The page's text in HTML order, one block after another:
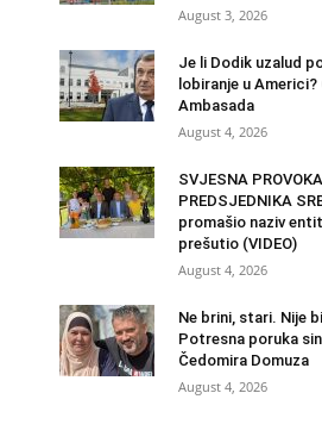
August 3, 2026
Je li Dodik uzalud
lobiranje u Americi?
Ambasada
August 4, 2026
SVJESNA
PREDSJEDNIKA
promašio naziv
prešutio (VIDEO)
August 4, 2026
Ne brini, stari. Nije
Potresna poruka
Čedomira Domuza
August 4, 2026